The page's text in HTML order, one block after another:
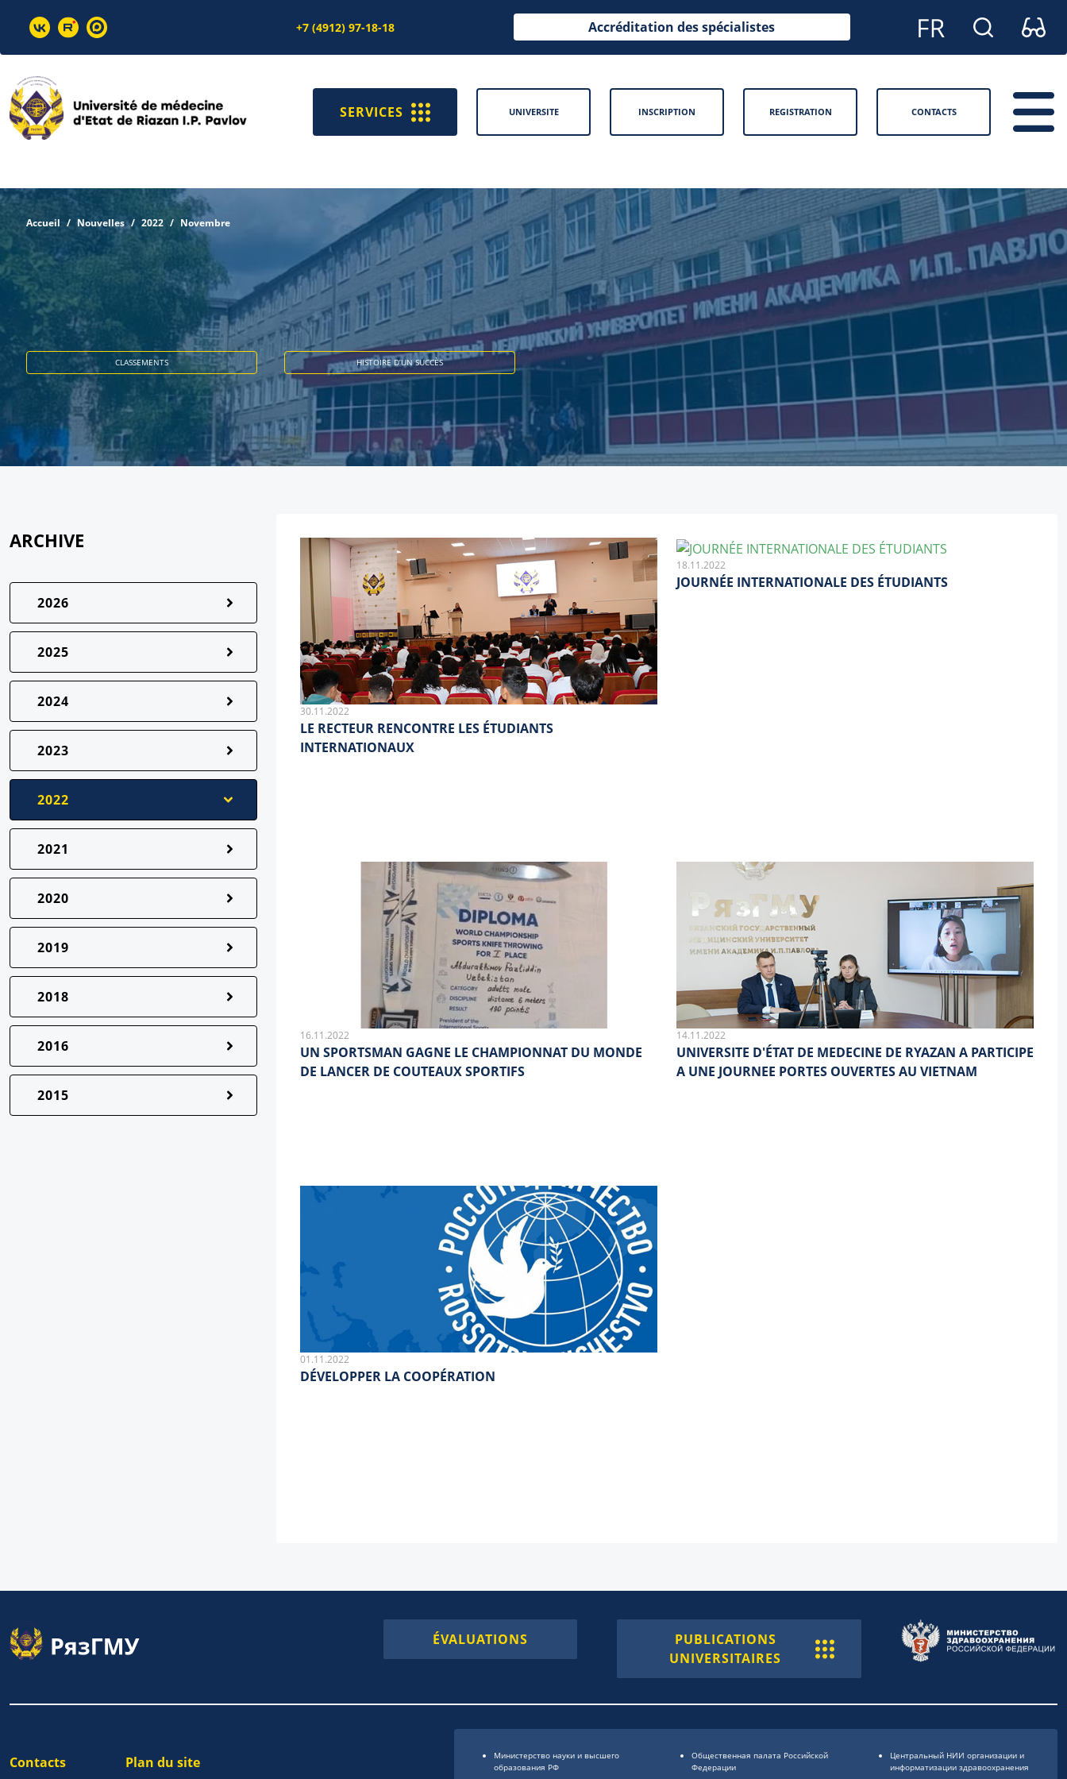
+7 (4912) 97-18-18 Accréditation des spécialistes
SERVICES UNIVERSITE INSCRIPTION REGISTRATION CONTACTS
Accueil Nouvelles 2022 Novembre
CLASSEMENTS HISTOIRE D’UN SUCCÈS
ARCHIVE
2026
2025
2024
2023
2022
2021
2020
2019
2018
2016
2015
30.11.2022
LE RECTEUR RENCONTRE LES ÉTUDIANTS
INTERNATIONAUX
18.11.2022
JOURNÉE INTERNATIONALE DES ÉTUDIANTS
16.11.2022
UN SPORTSMAN GAGNE LE CHAMPIONNAT DU MONDE
DE LANCER DE COUTEAUX SPORTIFS
14.11.2022
UNIVERSITE D'ÉTAT DE MEDECINE DE RYAZAN A PARTICIPE
A UNE JOURNEE PORTES OUVERTES AU VIETNAM
01.11.2022
DÉVELOPPER LA COOPÉRATION
ÉVALUATIONS
PUBLICATIONS
UNIVERSITAIRES
Contacts Plan du site
Министерство науки и высшего
образования РФ
Общественная палата Российской
Федерации
Центральный НИИ организации и
информатизации здравоохранения